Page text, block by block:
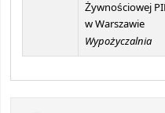
Żywnościowej
w Warszawie
Wypożyczalnia